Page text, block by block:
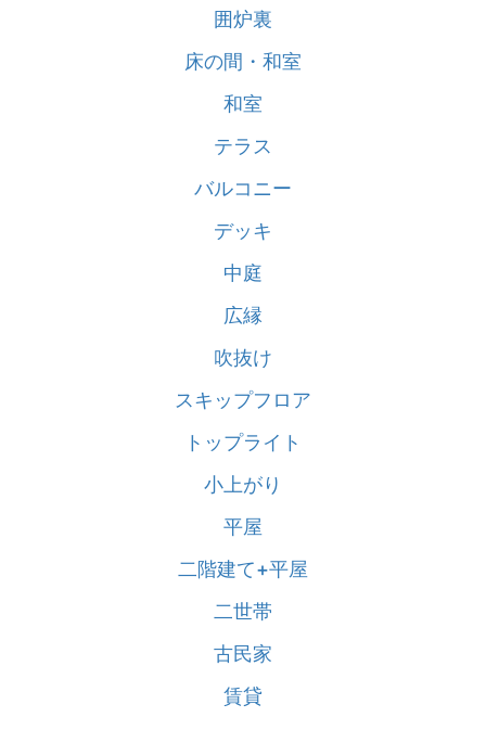
囲炉裏
床の間・和室
和室
テラス
バルコニー
デッキ
中庭
広縁
吹抜け
スキップフロア
トップライト
小上がり
平屋
二階建て+平屋
二世帯
古民家
賃貸